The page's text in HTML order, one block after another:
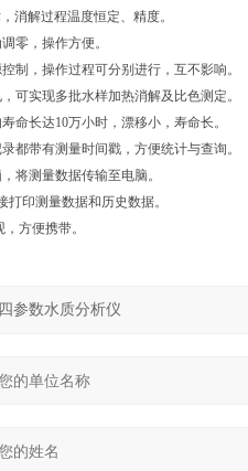
消解过程温度恒定、精度。
零，操作方便。
制，操作过程可分别进行，互不影响。
可实现多批水样加热消解及比色测定。
命长达10万小时，漂移小，寿命长。
都带有测量时间戳，方便统计与查询。
将测量数据传输至电脑。
印测量数据和历史数据。
方便携带。